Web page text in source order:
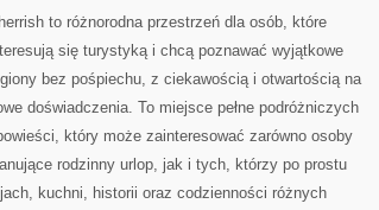
to różnorodna przestrzeń dla osób, które
się turystyką i chcą poznawać wyjątkowe
bez pośpiechu, z ciekawością i otwartością na
doświadczenia. To miejsce pełne podróżniczych
który może zainteresować zarówno osoby
rodzinny urlop, jak i tych, którzy po prostu
kuchni, historii oraz codzienności różnych